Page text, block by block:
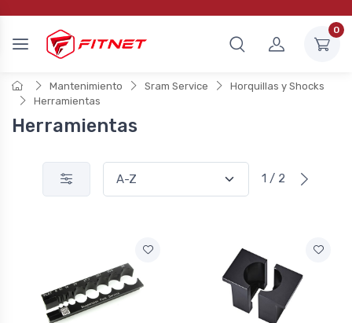
0
Mantenimiento Sram Service
Horquillas y Shocks
Herramientas
Herramientas
1 / 2